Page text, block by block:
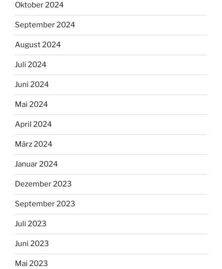
Oktober 2024
September 2024
August 2024
Juli 2024
Juni 2024
Mai 2024
April 2024
März 2024
Januar 2024
Dezember 2023
September 2023
Juli 2023
Juni 2023
Mai 2023